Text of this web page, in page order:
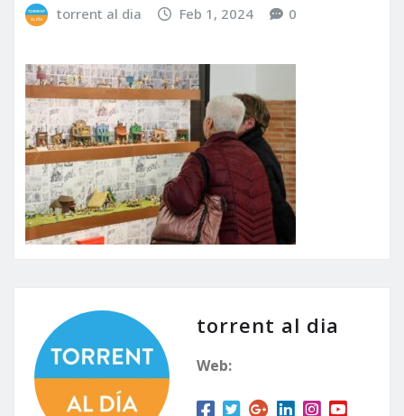
torrent al dia Feb 1, 2024 0
torrent al dia
Web: